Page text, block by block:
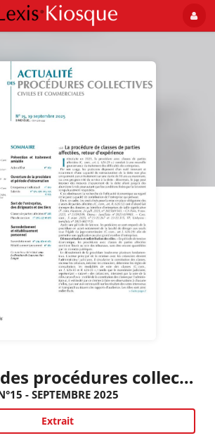
Actualité des procédures collectives civiles et commerciales
- SEPTEMBRE 2025
Extrait